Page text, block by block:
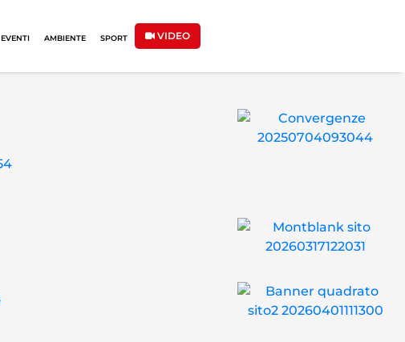
EVENTI AMBIENTE SPORT VIDEO